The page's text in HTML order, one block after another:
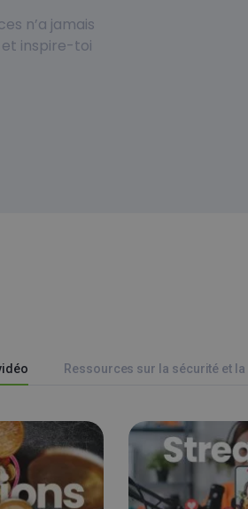
n’a jamais
et inspire-toi
Ressources sur la sécurité et